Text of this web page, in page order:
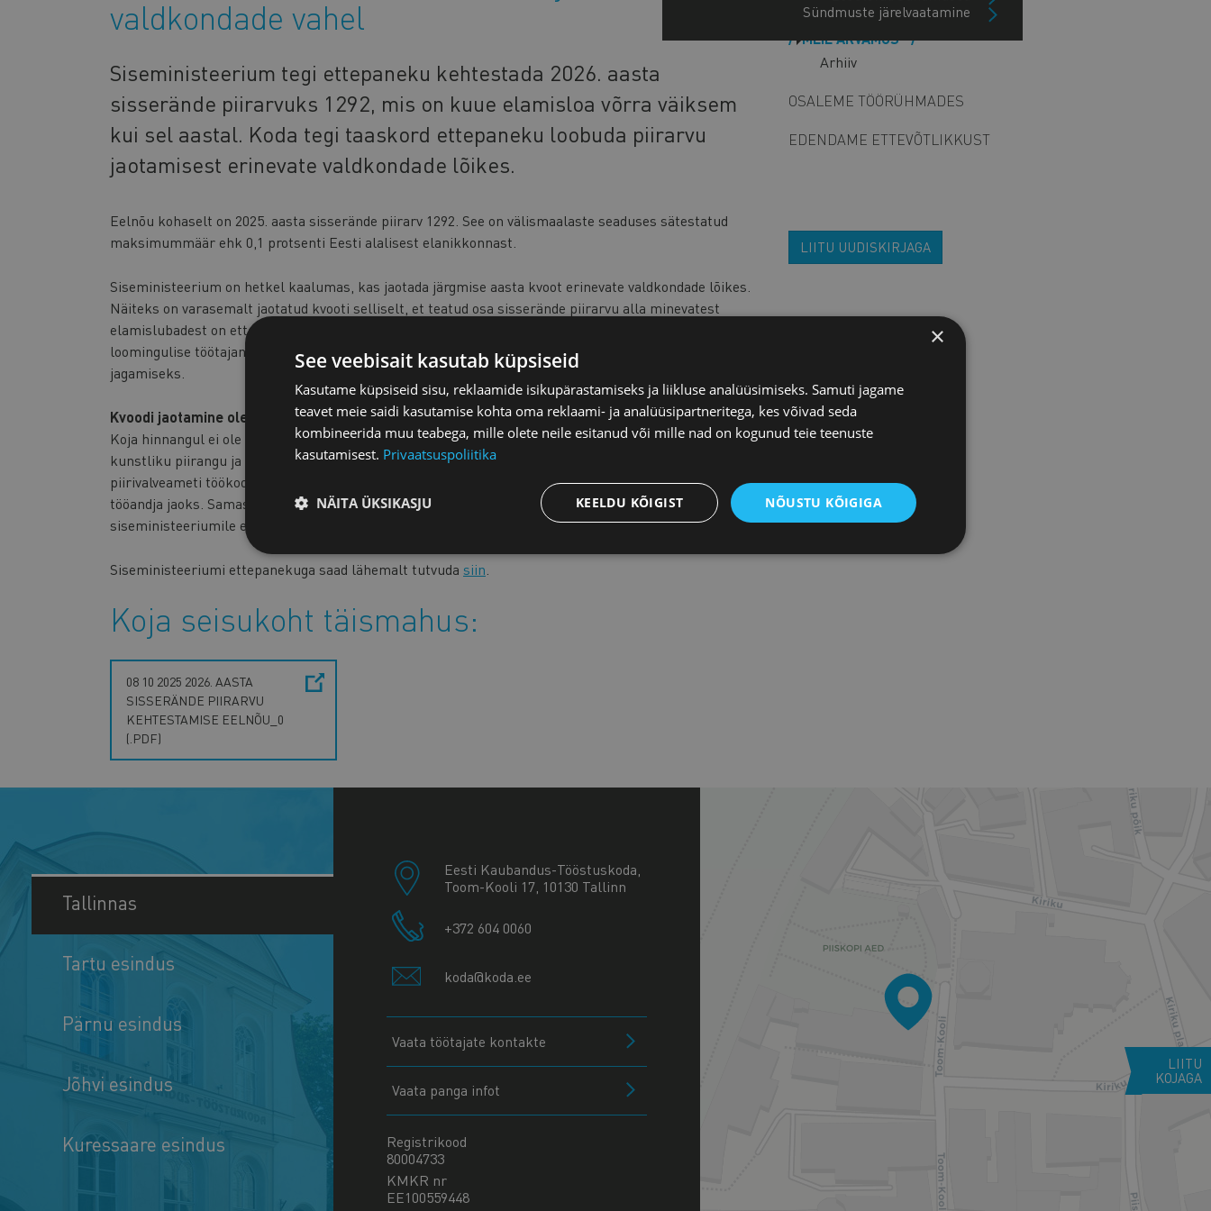
Sündmuste järelvaatamine
valdkondade vahel
Siseministeerium tegi ettepaneku kehtestada 2026. aasta
sisserände piirarvuks 1292, mis on kuue elamisloa võrra väiksem
kui sel aastal. Koda tegi taaskord ettepaneku loobuda piirarvu
jaotamisest erinevate valdkondade lõikes.
Eelnõu kohaselt on 2025. aasta sisserände piirarv 1292. See on välismaalaste seaduses sätestatud
maksimummäär ehk 0,1 protsenti Eesti alalisest elanikkonnast.
Siseministeerium on hetkel kaalumas, kas jaotada järgmise aasta kvoot erinevate valdkondade lõikes.
Näiteks on varasemalt jaotatud kvooti selliselt, et teatud osa sisserände piirarvu alla minevatest
elamislubadest on ette nähtud töötamiseks veonduses ja laonduses, spordivaldkonnas, ajakirjanikuna,
loomingulise töötajana ja välislepingu alusel ning teatud osa sisserände piirarvust on olnud vabalt
jagamiseks.
Kvoodi jaotamine oleks ülereguleerimine
Koja hinnangul ei ole mõistlik jaotada sisserände piirarvu valdkondade lõikes. Tegemist oleks täiendava
kunstliku piirangu ja ülereguleerimisega, mis suurendaks nii siseministeeriumi kui ka politsei- ja
piirivalveameti töökoormust ja muudaks olukorda keerulisemaks elamisloa taotleja kui ka tema
tööandja jaoks. Samas ei kaasne piirarvu jaotamisega märgatavat lisandväärtuse kasvu. Seega tegime
siseministeeriumile ettepaneku jätta 2026. aasta sisserände piirarv vabalt jaotamiseks.
Siseministeeriumi ettepanekuga saad lähemalt tutvuda siin
Koja seisukoht täismahus:
08 10 2025 2026. AASTA
SISSERÄNDE PIIRARVU
KEHTESTAMISE EELNÕU_0
(.PDF)
MEIE ARVAMUS
Arhiiv
OSALEME TÖÖRÜHMADES
EDENDAME ETTEVÕTLIKKUST
LIITU UUDISKIRJAGA
Tallinnas
Tartu esindus
Pärnu esindus
Jõhvi esindus
Kuressaare esindus
Eesti Kaubandus-Tööstuskoda,
Toom-Kooli 17, 10130 Tallinn
+372 604 0060
koda@koda.ee
Vaata töötajate kontakte
Vaata panga infot
Registrikood
80004733
KMKR nr
EE100559448
LIITU
KOJAGA
×
See veebisait kasutab küpsiseid
Kasutame küpsiseid sisu, reklaamide isikupärastamiseks ja liikluse analüüsimiseks. Samuti jagame
teavet meie saidi kasutamise kohta oma reklaami- ja analüüsipartneritega, kes võivad seda
kombineerida muu teabega, mille olete neile esitanud või mille nad on kogunud teie teenuste
kasutamisest. Privaatsuspoliitika
NÕUSTU KÕIGIGA
KEELDU KÕIGIST
NÄITA ÜKSIKASJU